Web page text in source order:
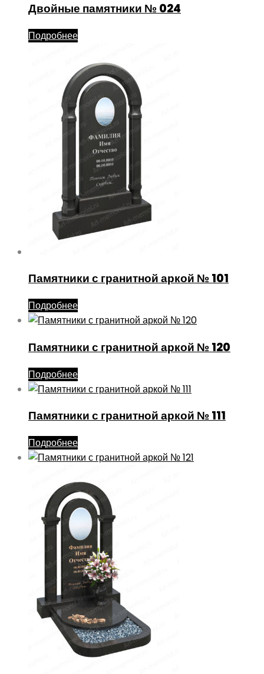
Двойные памятники № 024
Подробнее
Памятники с гранитной аркой № 101
Подробнее
Памятники с гранитной аркой № 120
Подробнее
Памятники с гранитной аркой № 111
Подробнее